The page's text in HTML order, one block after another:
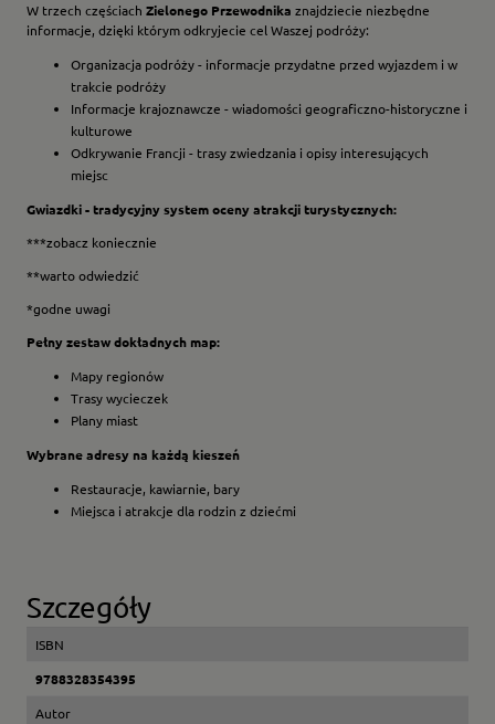
W trzech częściach Zielonego Przewodnika znajdziecie niezbędne
informacje, dzięki którym odkryjecie cel Waszej podróży:
Organizacja podróży - informacje przydatne przed wyjazdem i w
trakcie podróży
Informacje krajoznawcze - wiadomości geograficzno-historyczne i
kulturowe
Odkrywanie Francji - trasy zwiedzania i opisy interesujących
miejsc
Gwiazdki - tradycyjny system oceny atrakcji turystycznych:
***zobacz koniecznie
**warto odwiedzić
*godne uwagi
Pełny zestaw dokładnych map:
Mapy regionów
Trasy wycieczek
Plany miast
Wybrane adresy na każdą kieszeń
Restauracje, kawiarnie, bary
Miejsca i atrakcje dla rodzin z dziećmi
Szczegóły
ISBN
9788328354395
Autor